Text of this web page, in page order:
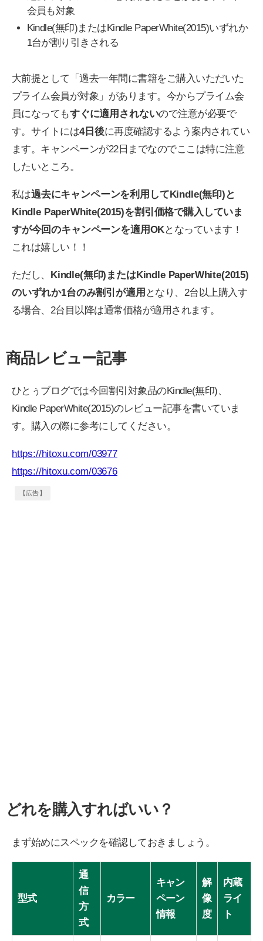
会員も対象
Kindle(無印)またはKindle PaperWhite(2015)いずれか
1台が割り引きされる
大前提として「過去一年間に書籍をご購入いただいた
プライム会員が対象」があります。今からプライム会
員になってもすぐに適用されないので注意が必要で
す。サイトには4日後に再度確認するよう案内されてい
ます。キャンペーンが22日までなのでここは特に注意
したいところ。
私は過去にキャンペーンを利用してKindle(無印)と
Kindle PaperWhite(2015)を割引価格で購入していま
すが今回のキャンペーンを適用OKとなっています！
これは嬉しい！！
ただし、 Kindle(無印)またはKindle PaperWhite(2015)
のいずれか1台のみ割引が適用 となり、2台以上購入す
る場合、2台目以降は通常価格が適用されます。
商品レビュー記事
ひとぅブログでは今回割引対象品のKindle(無印)、
Kindle PaperWhite(2015)のレビュー記事を書いていま
す。購入の際に参考にしてください。
https://hitoxu.com/03977
https://hitoxu.com/03676
【広告】
どれを購入すればいい？
まず始めにスペックを確認しておきましょう。
型式
通
信
方
式
カラー
キャン
ペーン
情報
解
像
度
内蔵
ライ
ト